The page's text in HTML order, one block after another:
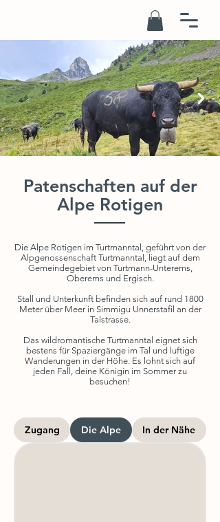
Patenschaften auf der
Alpe Rotigen
Die Alpe Rotigen im Turtmanntal, geführt von der
Alpgenossenschaft Turtmanntal, liegt auf dem
Gemeindegebiet von Turtmann-Unterems,
Oberems und Ergisch.
Stall und Unterkunft befinden sich auf rund 1800
Meter über Meer in Simmigu Unnerstafil an der
Talstrasse.
Das wildromantische Turtmanntal eignet sich
bestens für Spaziergänge im Tal und luftige
Wanderungen in der Höhe. Es lohnt sich auf
jeden Fall, deine Königin im Sommer zu
besuchen!
Zugang Die Alpe In der Nähe